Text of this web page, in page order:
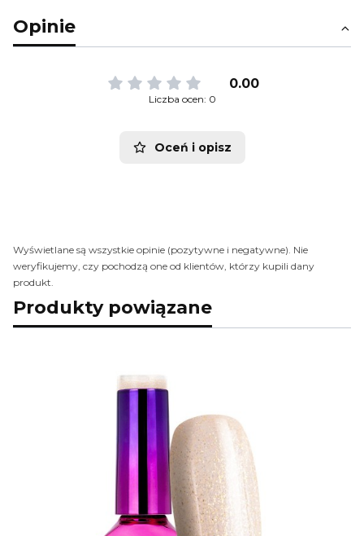
Opinie
0.00
Liczba ocen: 0
Oceń i opisz
Wyświetlane są wszystkie opinie (pozytywne i negatywne). Nie
weryfikujemy, czy pochodzą one od klientów, którzy kupili dany
produkt.
Produkty powiązane